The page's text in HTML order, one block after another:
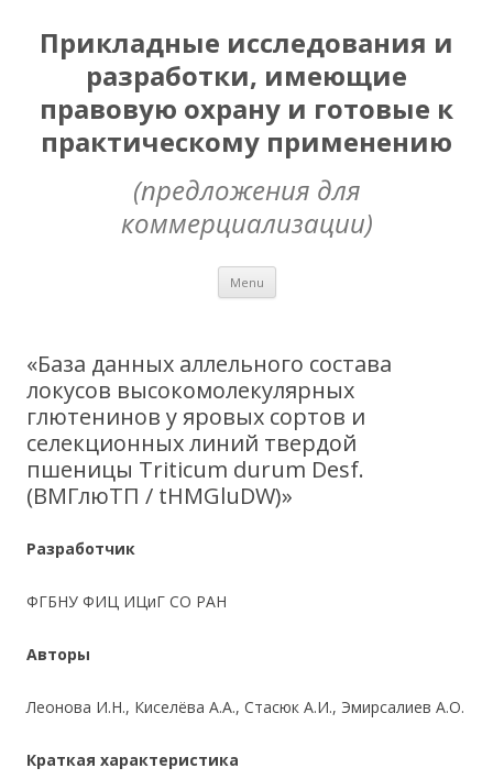
Прикладные исследования и
разработки, имеющие
правовую охрану и готовые к
практическому применению
(предложения для
коммерциализации)
Menu Skip
content
«База данных аллельного состава
локусов высокомолекулярных
глютенинов у яровых сортов и
селекционных линий твердой
пшеницы Triticum durum Desf.
(ВМГлюТП / tHMGluDW)»
Разработчик
ФГБНУ ФИЦ ИЦиГ СО РАН
Авторы
Леонова И.Н., Киселёва А.А., Стасюк А.И., Эмирсалиев А.О.
Краткая характеристика